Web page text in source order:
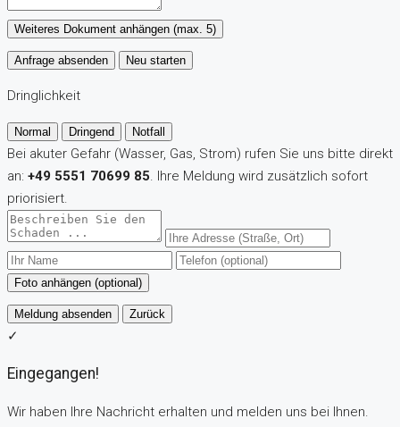
Weiteres Dokument anhängen (max. 5)
Anfrage absenden Neu starten
Dringlichkeit
Normal Dringend Notfall
Bei akuter Gefahr (Wasser, Gas, Strom) rufen Sie uns bitte direkt
an: +49 5551 70699 85. Ihre Meldung wird zusätzlich sofort
priorisiert.
Foto anhängen (optional)
Meldung absenden Zurück
✓
Eingegangen!
Wir haben Ihre Nachricht erhalten und melden uns bei Ihnen.